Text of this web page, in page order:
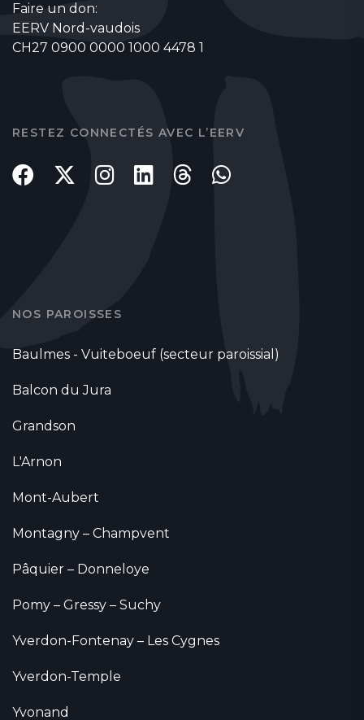
Faire un don:
EERV Nord-vaudois
CH27 0900 0000 1000 4478 1
RESTEZ CONNECTÉS AVEC L’EERV
NOS PAROISSES
Baulmes - Vuiteboeuf (secteur paroissial)
Balcon du Jura
Grandson
L'Arnon
Mont-Aubert
Montagny – Champvent
Pâquier – Donneloye
Pomy – Gressy – Suchy
Yverdon-Fontenay – Les Cygnes
Yverdon-Temple
Yvonand